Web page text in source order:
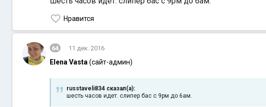
Нравится
64 11 дек. 2016
Elena Vasta (сайт-админ)
russtaveli8З4 сказал(а):
шесть часов идет. слипер бас с 9рм до 6ам.